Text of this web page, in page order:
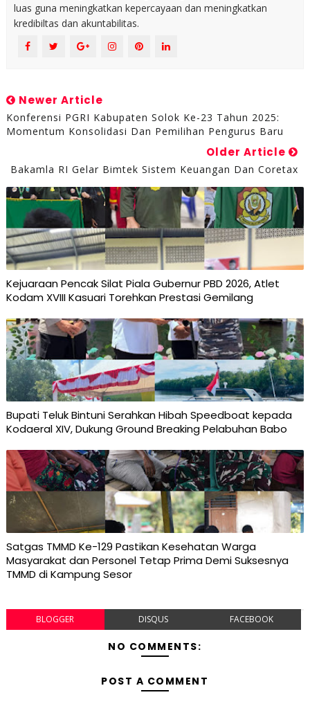
luas guna meningkatkan kepercayaan dan meningkatkan
kredibiltas dan akuntabilitas.
Newer Article
Konferensi PGRI Kabupaten Solok Ke-23 Tahun 2025:
Momentum Konsolidasi Dan Pemilihan Pengurus Baru
Older Article
Bakamla RI Gelar Bimtek Sistem Keuangan Dan Coretax
Kejuaraan Pencak Silat Piala Gubernur PBD 2026, Atlet
Kodam XVIII Kasuari Torehkan Prestasi Gemilang
Bupati Teluk Bintuni Serahkan Hibah Speedboat kepada
Kodaeral XIV, Dukung Ground Breaking Pelabuhan Babo
Satgas TMMD Ke-129 Pastikan Kesehatan Warga
Masyarakat dan Personel Tetap Prima Demi Suksesnya
TMMD di Kampung Sesor
BLOGGER DISQUS FACEBOOK
NO COMMENTS:
POST A COMMENT